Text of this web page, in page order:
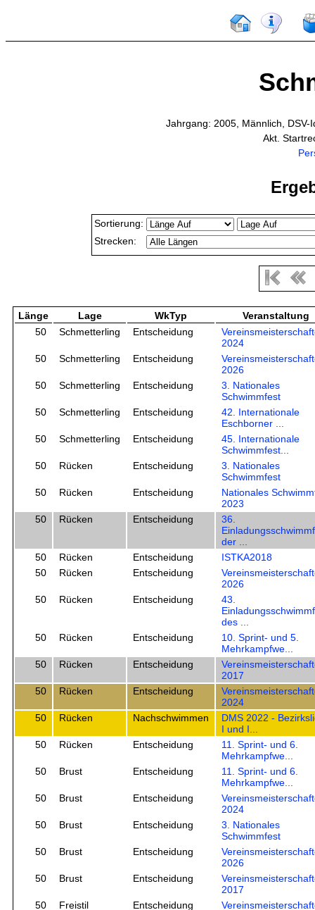
Jahrgang: 2005, Männlich,
Akt.
Sortierung:
Strecken:
Länge Lage WkTyp
Veranstaltung
50
Schmetterling Entscheidung
2024
50
Schmetterling Entscheidung
2026
50
Schmetterling Entscheidung
3. Nationales
Schwimmfest
50
Schmetterling Entscheidung
42. Internationale
Eschborner ...
50
Schmetterling Entscheidung
45. Internationale
Schwimmfest...
50
Rücken Entscheidung
3. Nationales
Schwimmfest
50
Rücken Entscheidung
Nationales
2023
50
Rücken Entscheidung
36.
der ...
50
Rücken Entscheidung
ISTKA2018
50
Rücken Entscheidung
2026
50
Rücken Entscheidung
43.
des ...
50
Rücken Entscheidung
10. Sprint- und 5.
Mehrkampfwe...
50
Rücken Entscheidung
2017
50
Rücken Entscheidung
2024
50
Rücken Nachschwimmen
DMS 2022 -
I und I...
50
Rücken Entscheidung
11. Sprint- und 6.
Mehrkampfwe...
50
Brust Entscheidung
11. Sprint- und 6.
Mehrkampfwe...
50
Brust Entscheidung
2024
50
Brust Entscheidung
3. Nationales
Schwimmfest
50
Brust Entscheidung
2026
50
Brust Entscheidung
2017
50
Freistil Entscheidung